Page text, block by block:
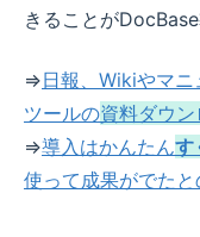
きることが
⇒日報、Wikiやマ
ツールの資料ダウン
⇒導入はかんたんす
使って成果がでたと